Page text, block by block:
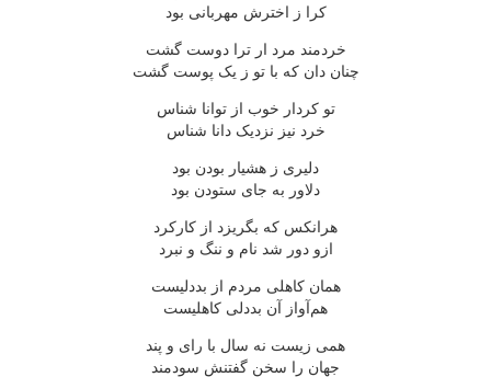
کرا ز اخترش مهربانی بود
خردمند مرد ار ترا دوست گشت
چنان دان که با تو ز یک پوست گشت
تو کردار خوب از توانا شناس
خرد نیز نزدیک دانا شناس
دلیری ز هشیار بودن بود
دلاور به جای ستودن بود
هرانکس که بگریزد از کارکرد
ازو دور شد نام و ننگ و نبرد
همان کاهلی مردم از بددلیست
هم‌آواز آن بددلی کاهلیست
همی زیست نه سال با رای و پند
جهان را سخن گفتنش سودمند